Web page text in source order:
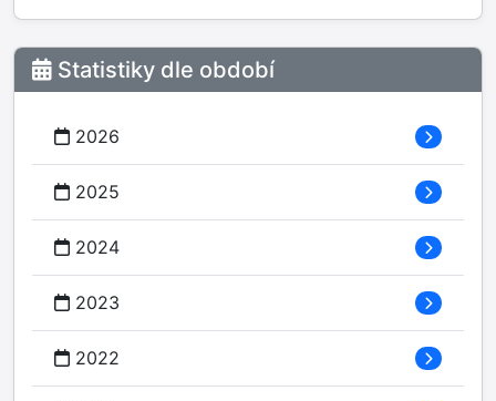
Statistiky dle období
2026
2025
2024
2023
2022